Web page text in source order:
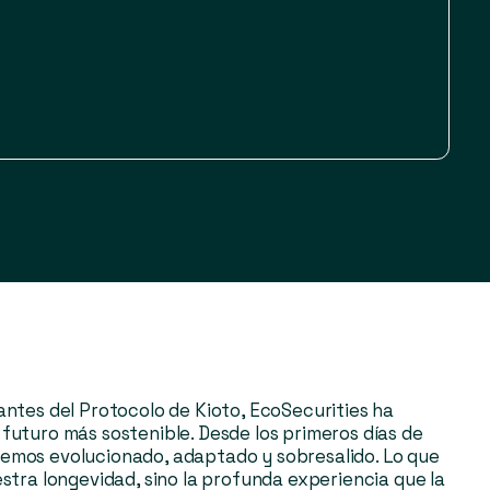
del Protocolo de Kioto, EcoSecurities ha
más sostenible. Desde los primeros días de
evolucionado, adaptado y sobresalido. Lo que
longevidad, sino la profunda experiencia que la
y Deloitte.